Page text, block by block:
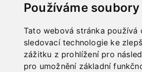
Používáme
Tato webová stránka používá
sledovací technologie ke
zážitku z prohlížení pro
pro umožnění základní
NEW